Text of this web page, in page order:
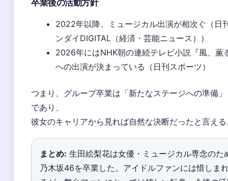
卒業後の活動方針
2022年以降、ミュージカル出演が相次ぐ（日
ンダイDIGITAL（経済・芸能ニュース））
2026年にはNHK朝の連続テレビ小説『風、薫
への出演が決まっている（日刊スポーツ）
つまり、グループ卒業は「新たなステージへの準備」
であり、
彼女のキャリアから見れば自然な決断だったと言え
まとめ: 生田絵梨花は女優・ミュージカル専念のた
乃木坂46を卒業した。アイドルファンには惜しま